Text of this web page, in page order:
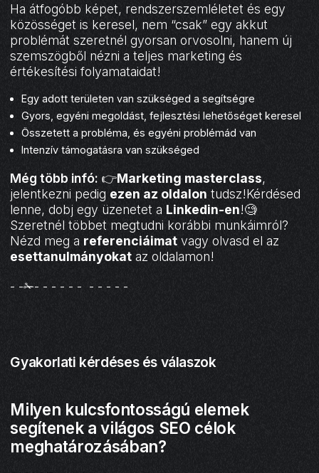
Ha átfogóbb képet, rendszerszemléletet és egy
közösséget is keresel, nem “csak” egy akkut
problémát szeretnél gyorsan orvosolni, hanem új
szemszögből nézni a teljes marketing és
értékesítési folyamataidat!
Egy adott területen van szükséged a segítségre
Gyors, egyéni megoldást, fejlesztési lehetőséget keresel
Összetett a probléma, és egyéni problémád van
Intenzív támogatásra van szükséged
Még több infó: 👉Marketing masterclass,
jelentkezni pedig ezen az oldalon tudsz!Kérdésed
lenne, dobj egy üzenetet a Linkedin-en!🧐
Szeretnél többet megtudni korábbi munkáimról?
Nézd meg a referenciáimat vagy olvasd el az
esettanulmányokat az oldalamon!
- -✁- - - - - - - - - - -
Gyakorlati kérdéses és válaszok
Milyen kulcsfontosságú elemek
segítenek a világos SEO célok
meghatározásában?